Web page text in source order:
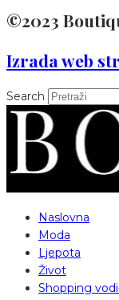
©2023
Izrada web
Search
Naslovna
Moda
Ljepota
Život
Shopping